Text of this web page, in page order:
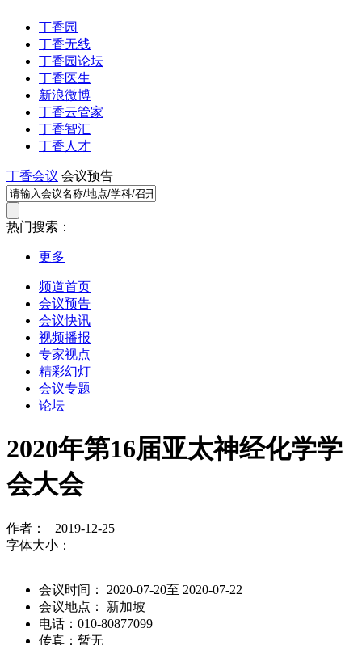
丁香园
丁香无线
丁香园论坛
丁香医生
新浪微博
丁香云管家
丁香智汇
丁香人才
丁香会议 会议预告
热门搜索：
更多
频道首页
会议预告
会议快讯
视频播报
专家视点
精彩幻灯
会议专题
论坛
2020年第16届亚太神经化学学
会大会
作者： 2019-12-25
字体大小：
会议时间： 2020-07-20至 2020-07-22
会议地点： 新加坡
电话：010-80877099
传真：暂无